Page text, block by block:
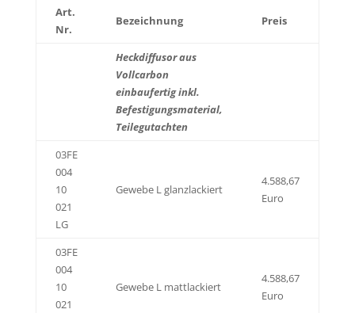
Art.
Nr.
Bezeichnung Preis
Heckdiffusor aus
Vollcarbon
einbaufertig inkl.
Befestigungsmaterial,
Teilegutachten
03FE
004
10
021
LG
Gewebe L glanzlackiert
4.588,67
Euro
03FE
004
10
021
Gewebe L mattlackiert
4.588,67
Euro